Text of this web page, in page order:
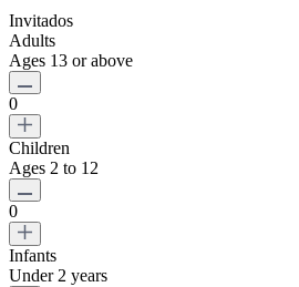
Invitados
Adults
Ages 13 or above
0
Children
Ages 2 to 12
0
Infants
Under 2 years